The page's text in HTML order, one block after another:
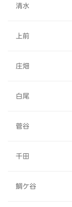
清水
上前
庄畑
白尾
菅谷
千田
鯛ケ谷